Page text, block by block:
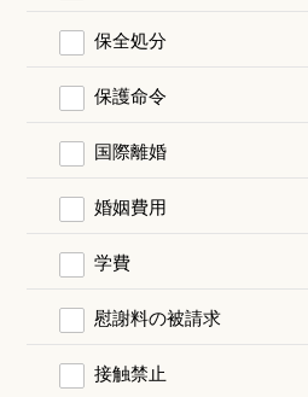
保全処分
保護命令
国際離婚
婚姻費用
学費
慰謝料の被請求
接触禁止